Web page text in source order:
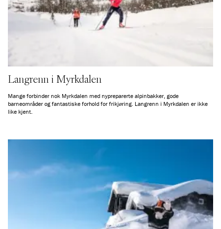
Langrenn i Myrkdalen
Mange forbinder nok Myrkdalen med nypreparerte alpinbakker, gode
barneområder og fantastiske forhold for frikjøring. Langrenn i Myrkdalen er ikke
like kjent.